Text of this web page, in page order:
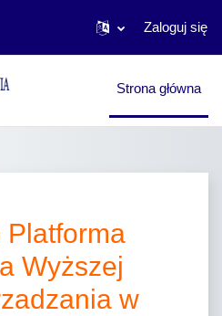
Zaloguj się
Strona główna
Platforma
Wyższej
w